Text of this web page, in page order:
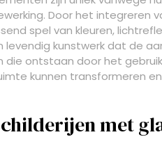
Door het integreren
spel van kleuren,
levendig kunstwerk dat de
die ontstaan door het
kunnen transformeren
met